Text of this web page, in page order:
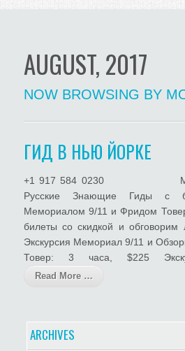
AUGUST, 2017
NOW BROWSING BY
ГИД В НЬЮ ЙОРКЕ
+1 917 584 0230
Русские Знающие Гиды с
Мемориалом 9/11 и Фридом
билеты со скидкой и обговорим
Экскурсия Мемориал 9/11 и
Товер: 3 часа, $225
Read More …
ARCHIVES